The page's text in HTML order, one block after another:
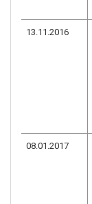
13.11.2016
08.01.2017